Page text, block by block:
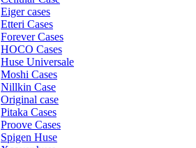
Eiger cases
Etteri Cases
Forever Cases
HOCO Cases
Huse Universale
Moshi Cases
Nillkin Case
Original case
Pitaka Cases
Proove Cases
Spigen Huse